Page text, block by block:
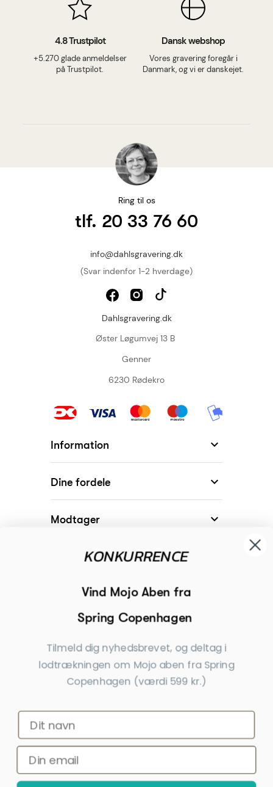
4.8 Trustpilot
+5.270 glade anmeldelser
på Trustpilot.
Dansk webshop
Vores gravering foregår i
Danmark, og vi er danskejet.
Ring til os
tlf. 20 33 76 60
info@dahlsgravering.dk
(Svar indenfor 1-2 hverdage)
Dahlsgravering.dk
Øster Løgumvej 13 B
Genner
6230 Rødekro
Information 
Dine fordele 
Modtager 
Begivenheder
Inspiration
Tilmeld dig nyhedsbrevet
Få nyheder, tips og tilbud før andre
Ja tak, tilmeld mig
af Dahls Gravering til at sende nyhedsbreve og kampagnetilbud. Afmelding kan
KONKURRENCE
Vind Mojo Aben fra
Spring Copenhagen
Tilmeld dig nyhedsbrevet, og deltag i
Copenhagen (værdi 599 kr.)
Ja tak, tilmeld mig